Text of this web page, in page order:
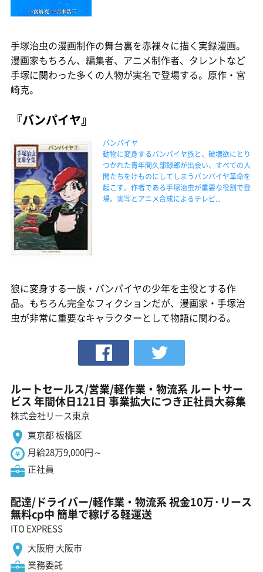
手塚治虫の漫画制作の舞台裏を赤裸々に描く実録漫画。
漫画家もちろん、編集者、アニメ制作者、タレントなど
手塚に関わった多くの人物が実名で登場する。原作・宮
崎克。
『バンパイヤ』
バンパイヤ
動物に変身するバンパイヤ族と、破壊欲にとり
つかれた青年間久部録郎が出会い、すべての人
間たちをけものにしてしまうバンパイヤ革命を
起こす。作者である手塚治虫が重要な役割で登
場。実写とアニメ合成によるテレビ...
狼に変身する一族・バンパイヤの少年を主役とする作
品。もちろん完全なフィクションだが、漫画家・手塚治
虫が非常に重要なキャラクターとして物語に関わる。
ルートセールス/営業/軽作業・物流系 ルートサー
ビス 年間休日121日 事業拡大につき正社員大募集
株式会社リース東京
東京都 板橋区
月給28万9,000円～
正社員
配達/ドライバー/軽作業・物流系 祝金10万·リース
無料cp中 簡単で稼げる軽運送
ITO EXPRESS
大阪府 大阪市
業務委託